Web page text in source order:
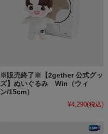
※販売終了※【2gether 公式グッ
ズ】ぬいぐるみ Win（ウィ
ン/15cm）
¥4,290(税込)